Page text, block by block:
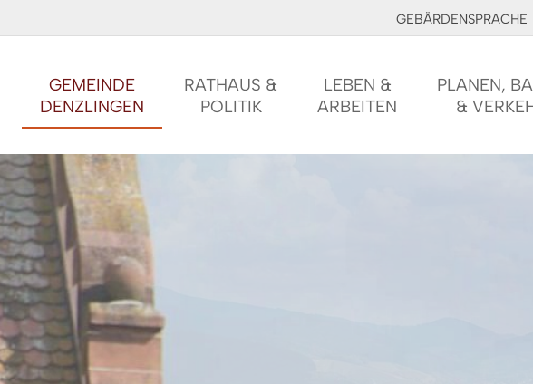
GEBÄRDENSPRACHE
GEMEINDE
DENZLINGEN
RATHAUS &
POLITIK
LEBEN &
ARBEITEN
PLANEN,
&